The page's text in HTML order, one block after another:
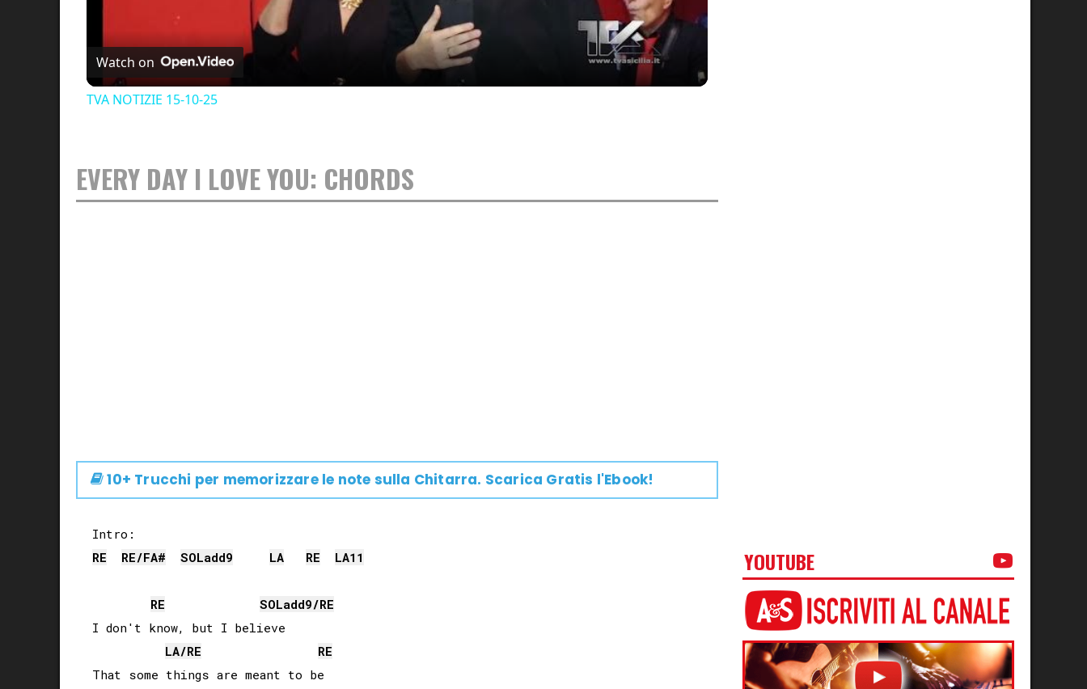
Watch on
TVA NOTIZIE 15-10-25
EVERY DAY I LOVE YOU: CHORDS
10+ Trucchi per memorizzare le note sulla Chitarra. Scarica Gratis l'Ebook!
RE
RE/FA# SOLadd9 LA RE LA11
RE SOLadd9/RE
I don't know, but I believe
LA/RE
RE
That some things are meant to be
YOUTUBE